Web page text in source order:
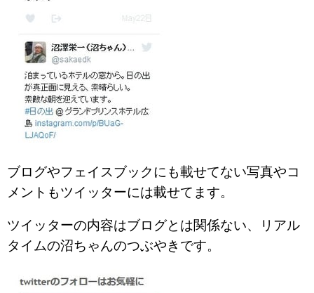
ブログやフェイスブックにも載せてない写真やコ
メントもツイッターには載せてます。
ツイッターの内容はブログとは関係ない、リアル
タイムの沼ちゃんのつぶやきです。